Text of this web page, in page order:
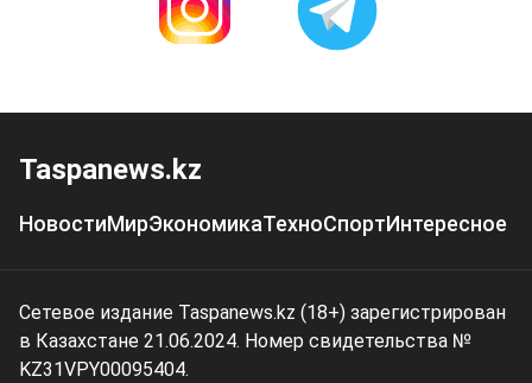
Taspanews.kz
НовостиМирЭкономикаТехноСпортИнтересное
Сетевое издание Taspanews.kz (18+) зарегистрирован
в Казахстане 21.06.2024. Номер свидетельства №
KZ31VPY00095404.